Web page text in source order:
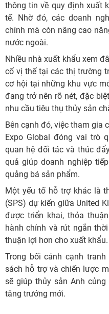
thông tin về quy định xuất
tế. Nhờ đó, các doanh
chính mà còn nâng cao
nước ngoài.
Nhiều nhà xuất khẩu xem
cố vị thế tại các thị trường
cơ hội tại những khu vực
đang trở nên rõ nét, đặc
nhu cầu tiêu thụ thủy sản
Bên cạnh đó, việc tham gia
Expo Global đóng vai trò
quan hệ đối tác và thúc
quả giúp doanh nghiệp
quảng bá sản phẩm.
Một yếu tố hỗ trợ khác là
(SPS) dự kiến giữa United
được triển khai, thỏa
hành chính và rút ngắn
thuận lợi hơn cho xuất khẩu.
Trong bối cảnh cạnh
sách hỗ trợ và chiến lược
sẽ giúp thủy sản Anh
tăng trưởng mới.